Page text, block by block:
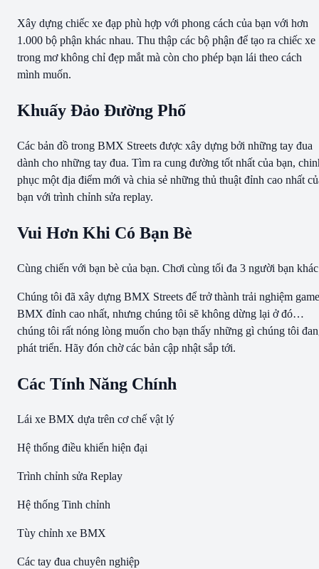
Xây dựng chiếc xe đạp phù hợp với phong cách của bạn với hơn
1.000 bộ phận khác nhau. Thu thập các bộ phận để tạo ra chiếc xe
trong mơ không chỉ đẹp mắt mà còn cho phép bạn lái theo cách
mình muốn.
Khuấy Đảo Đường Phố
Các bản đồ trong BMX Streets được xây dựng bởi những tay đua
dành cho những tay đua. Tìm ra cung đường tốt nhất của bạn,
phục một địa điểm mới và chia sẻ những thủ thuật đỉnh cao nhất
bạn với trình chỉnh sửa replay.
Vui Hơn Khi Có Bạn Bè
Cùng chiến với bạn bè của bạn. Chơi cùng tối đa 3 người bạn
Chúng tôi đã xây dựng BMX Streets để trở thành trải nghiệm game
BMX đỉnh cao nhất, nhưng chúng tôi sẽ không dừng lại ở đó…
chúng tôi rất nóng lòng muốn cho bạn thấy những gì chúng tôi
phát triển. Hãy đón chờ các bản cập nhật sắp tới.
Các Tính Năng Chính
Lái xe BMX dựa trên cơ chế vật lý
Hệ thống điều khiển hiện đại
Trình chỉnh sửa Replay
Hệ thống Tinh chỉnh
Tùy chỉnh xe BMX
Các tay đua chuyên nghiệp